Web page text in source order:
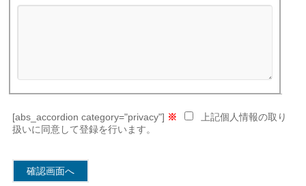
[abs_accordion category="privacy"] ※
上記個人情報の取り
扱いに同意して登録を行います。